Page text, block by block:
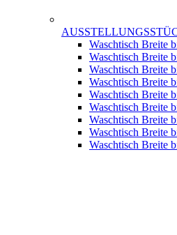
Waschtisch Breite
Waschtisch Breite
Waschtisch Breite
Waschtisch Breite
Waschtisch Breite
Waschtisch Breite
Waschtisch Breite
Waschtisch Breite
Waschtisch Breite